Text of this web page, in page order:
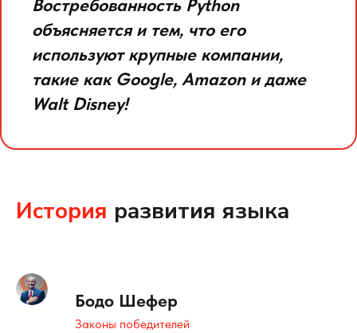
Востребованность Python
объясняется и тем, что его
используют крупные компании,
такие как Google, Amazon и даже
Walt Disney!
История развития языка
Бодо Шефер
Законы победителей